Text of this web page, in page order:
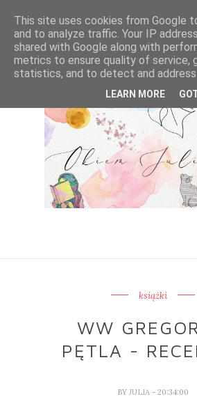
książki
WW
PĘTLA -
BYJULIA - 20:34:00
This site uses cookies from Google
and to analyze traffic. Your IP
shared with Google along with
metrics to ensure quality of service,
statistics, and to detect and address
LEARN MORE